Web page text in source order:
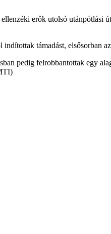
erők utolsó utánpótlási
támadást, elsősorban
pedig felrobbantottak egy